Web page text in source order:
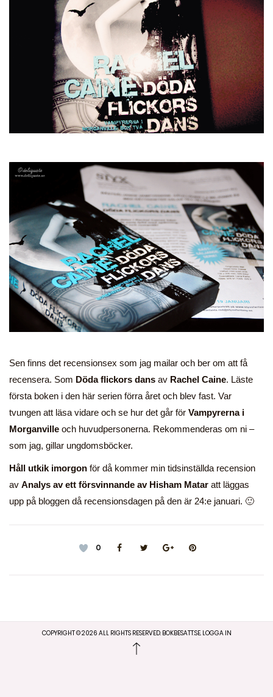
Sen finns det recensionsex som jag mailar och ber om att få
recensera. Som Döda flickors dans av Rachel Caine. Läste
första boken i den här serien förra året och blev fast. Var
tvungen att läsa vidare och se hur det går för Vampyrerna i
Morganville och huvudpersonerna. Rekommenderas om ni –
som jag, gillar ungdomsböcker.
Håll utkik imorgon för då kommer min tidsinställda recension
av Analys av ett försvinnande av Hisham Matar att läggas
upp på bloggen då recensionsdagen på den är 24:e januari. 🙂
0
COPYRIGHT ©2026 ALL RIGHTS RESERVED. BOKBESATT.SE. LOGGA IN